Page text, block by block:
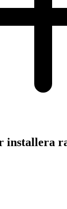
installera